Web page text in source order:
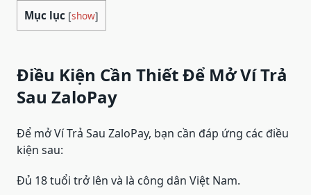
Mục lục [show]
Điều Kiện Cần Thiết Để Mở Ví Trả
Sau ZaloPay
Để mở Ví Trả Sau ZaloPay, bạn cần đáp ứng các điều
kiện sau:
Đủ 18 tuổi trở lên và là công dân Việt Nam.